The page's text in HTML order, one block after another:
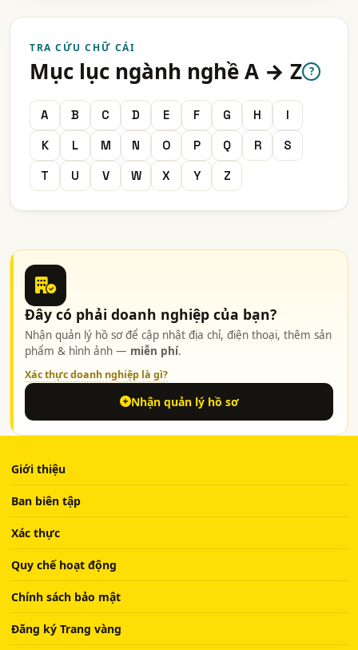
TRA CỨU CHỮ CÁI
Mục lục ngành nghề A → Z ?
A B C D E F G H
I
K
L M N O P Q R
S
T
U V W X Y Z
Đây có phải doanh nghiệp của bạn?
Nhận quản lý hồ sơ để cập nhật địa chỉ, điện thoại, thêm sản
phẩm & hình ảnh — miễn phí.
Xác thực doanh nghiệp là gì?
Nhận quản lý hồ sơ
Giới thiệu
Ban biên tập
Xác thực
Quy chế hoạt động
Chính sách bảo mật
Đăng ký Trang vàng